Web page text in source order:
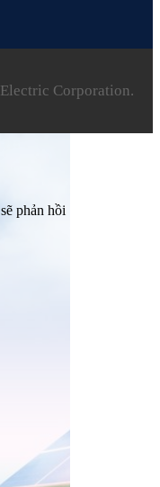
Corporation.
phản hồi